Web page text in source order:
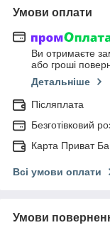
Умови оплати
Ви отримаєте
або гроші
Детальніше
Післяплата
Безготівковий
Карта Приват
Всі умови оплати
Умови